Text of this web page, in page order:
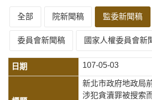
全部 院新聞稿 監委新聞稿
委員會新聞稿 國家人權委員會新
107-05-03
新北市政府地政局
涉犯貪瀆罪被搜索